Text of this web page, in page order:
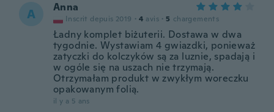
A Anna
Inscrit depuis 2019 · 4 avis · 5 chargements
Ładny komplet biżuterii. Dostawa w dwa
tygodnie. Wystawiam 4 gwiazdki, ponieważ
zatyczki do kolczyków są za luznie, spadają i
w ogóle się na uszach nie trzymają.
Otrzymałam produkt w zwykłym woreczku
opakowanym folią.
il y a 5 ans